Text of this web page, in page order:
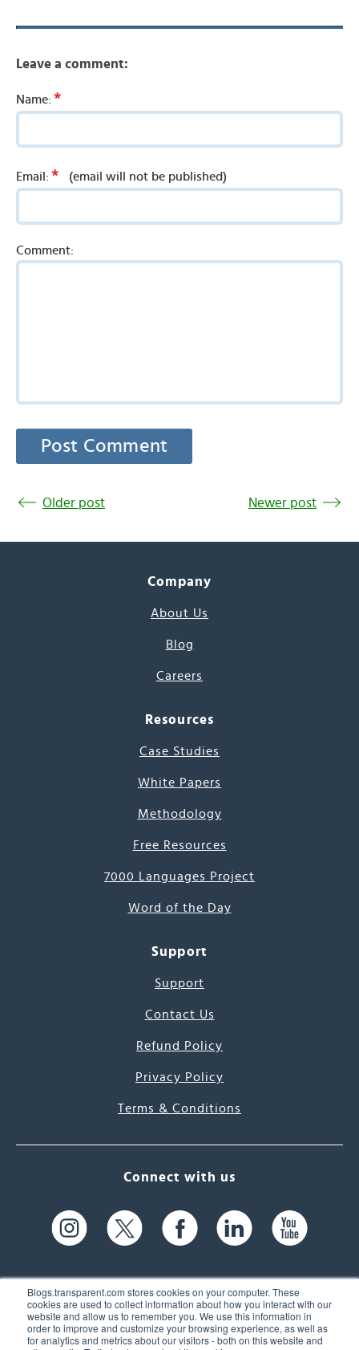
Blogs.transparent.com stores cookies on your computer. These
cookies are used to collect information about how you interact with our
website and allow us to remember you. We use this information in
order to improve and customize your browsing experience, as well as
for analytics and metrics about our visitors - both on this website and
Leave a comment:
Name: *
Email: * (email will not be published)
Comment:
Older post Newer post
Company
About Us
Blog
Careers
Resources
Case Studies
White Papers
Methodology
Free Resources
7000 Languages Project
Word of the Day
Support
Support
Contact Us
Refund Policy
Privacy Policy
Terms & Conditions
Connect with us
61 Spit Brook Rd, Suite 104,
Nashua, NH 03060 USA